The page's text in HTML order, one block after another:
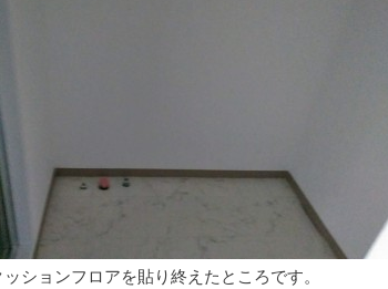
ションフロアを貼り終えたところです。